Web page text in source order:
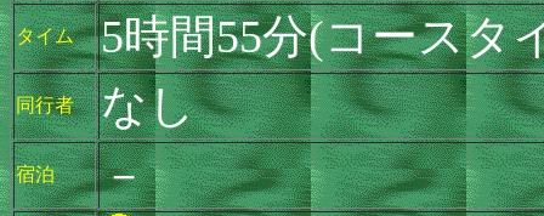
タイム 5時間55分(コースタ
同行者 なし
宿泊 －